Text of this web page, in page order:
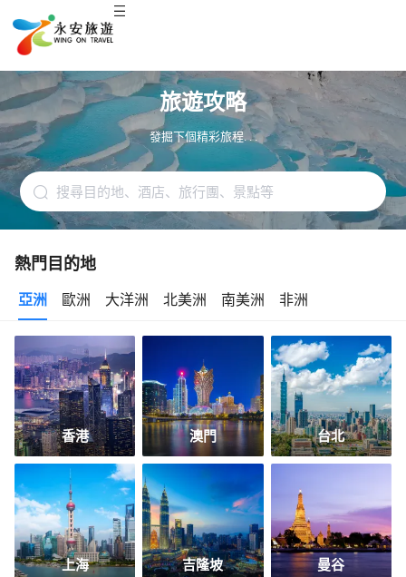
旅遊攻略
發掘下個精彩旅程. . .
熱門目的地
亞洲 歐洲 大洋洲 北美洲 南美洲 非洲
香港 澳門 台北
上海 吉隆坡 曼谷